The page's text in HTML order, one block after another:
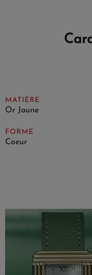
MATIÈRE
Or Jaune
FORME
Coeur